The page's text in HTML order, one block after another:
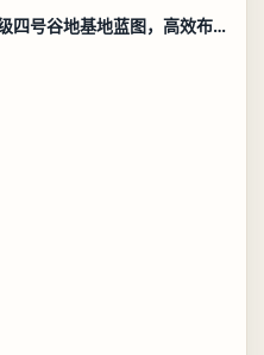
明日方舟终末地25级四号谷地基地蓝图，高效布局规划